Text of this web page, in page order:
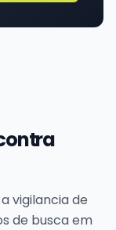
vigilancia de
de busca em